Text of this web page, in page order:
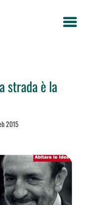
strada è la
2015